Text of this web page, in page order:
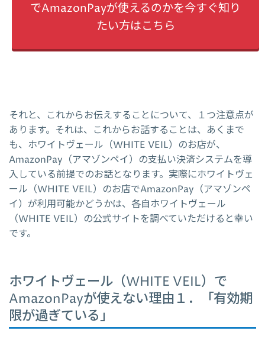
でAmazonPayが使えるのかを今すぐ知り
たい方はこちら
それと、これからお伝えすることについて、１つ注意点が
あります。それは、これからお話することは、あくまで
も、ホワイトヴェール（WHITE VEIL）のお店が、
AmazonPay（アマゾンペイ）の支払い決済システムを導
入している前提でのお話となります。実際にホワイトヴェ
ール（WHITE VEIL）のお店でAmazonPay（アマゾンペ
イ）が利用可能かどうかは、各自ホワイトヴェール
（WHITE VEIL）の公式サイトを調べていただけると幸い
です。
ホワイトヴェール（WHITE VEIL）で
AmazonPayが使えない理由１．「有効期
限が過ぎている」